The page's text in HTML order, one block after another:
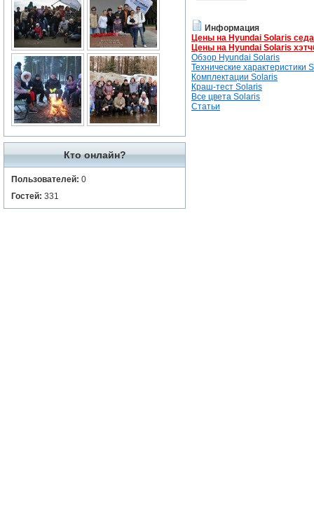
Кто онлайн?
Пользователей: 0
Гостей: 331
Информация
Цены на Hyundai Solaris
Цены на Hyundai Solaris
Обзор Hyundai Solaris
Технические характеристики
Комплектации Solaris
Краш-тест Solaris
Все цвета Solaris
Статьи